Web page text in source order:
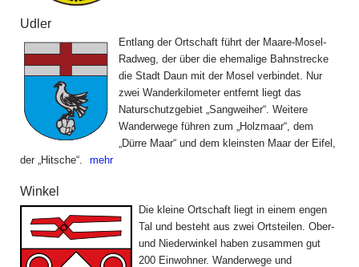
Udler
Entlang der Ortschaft führt der Maare-Mosel-
Radweg, der über die ehemalige Bahnstrecke
die Stadt Daun mit der Mosel verbindet. Nur
zwei Wanderkilometer entfernt liegt das
Naturschutz­gebiet „Sangweiher“. Weitere
Wanderwege führen zum „Holzmaar“, dem
„Dürre Maar“ und dem kleinsten Maar der Eifel,
der „Hitsche“.
mehr
Winkel
Die kleine Ortschaft liegt in einem engen
Tal und besteht aus zwei Ortsteilen. Ober-
und Niederwinkel haben zusammen gut
200 Einwohner. Wanderwege und